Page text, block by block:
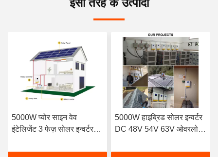
इसी तरह के उत्पादों
5000W प्योर साइन वेव
इंटेलिजेंट 3 फेज़ सोलर इन्वर्टर
दक्षता
5000W हाइब्रिड सोलर इन्वर्टर
DC 48V 54V 63V ओवरलोड